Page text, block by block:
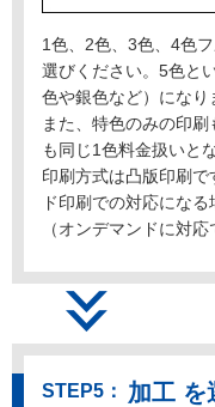
1色、2色、3色、4色
選びください。5色と
色や銀色など）になり
また、特色のみの印
も同じ1色料金扱いと
印刷方式は凸版印刷
ド印刷での対応になる
（オンデマンドに対
加工 を